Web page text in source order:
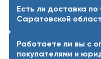
Есть ли доставка
Саратовской
Работаете ли вы с
покупателями и